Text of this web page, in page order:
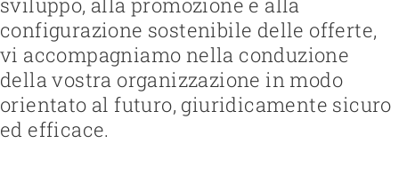
Gestire e formare il personale
Strutturare il lavoro e la cultura aziendale
Gestire l'azienda e applicare la legge
Regolamentare il finanziamento
Sviluppare offerte
Favorire l’inclusione nel mondo del lavoro
Lavorare con i familiari
Organizzare il fine vita
Gestire la transizione
Rafforzare l’autodeterminazione
Federazione
Team
Lavorare in ARTISET
Visione, missione, valori
Politiche pubbliche & Prese di posizione
configurazione sostenibile delle offerte,
vi accompagniamo nella conduzione
della vostra organizzazione in modo
orientato al futuro, giuridicamente sicuro
ed efficace.